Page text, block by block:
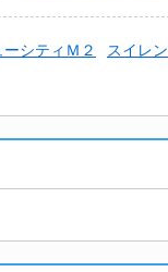
ーシティＭ２
スイレン